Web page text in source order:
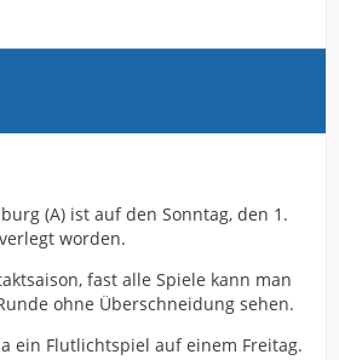
(A) ist auf den Sonntag, den 1.
worden.
fast alle Spiele kann man
ohne Überschneidung sehen.
ein Flutlichtspiel auf einem Freitag.